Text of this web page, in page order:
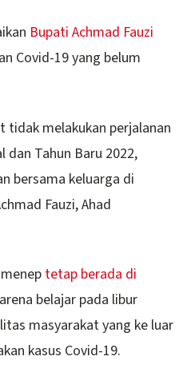
Bupati Achmad Fauzi
Covid-19 yang belum
tidak melakukan perjalanan
Tahun Baru 2022,
bersama keluarga di
Fauzi, Ahad
tetap berada di
belajar pada libur
masyarakat yang ke luar
kasus Covid-19.